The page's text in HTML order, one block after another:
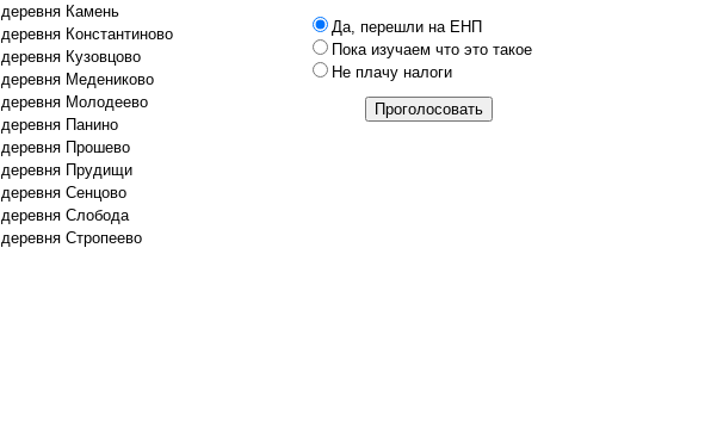
Да, перешли на ЕНП
Пока изучаем что это такое
Не плачу налоги
деревня Камень
деревня Константиново
деревня Кузовцово
деревня Медениково
деревня Молодеево
деревня Панино
деревня Прошево
деревня Прудищи
деревня Сенцово
деревня Слобода
деревня Стропеево